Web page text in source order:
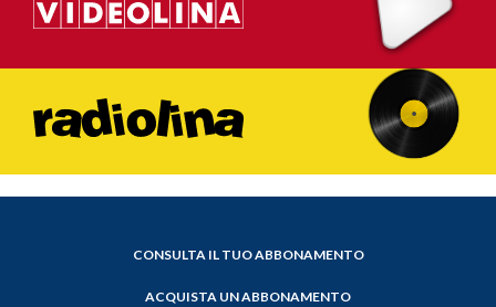
CONSULTA IL TUO ABBONAMENTO
ACQUISTA UN ABBONAMENTO